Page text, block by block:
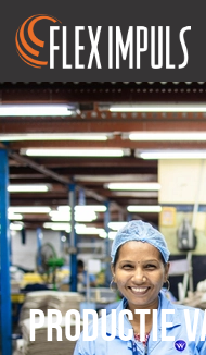
PRODUCTIE